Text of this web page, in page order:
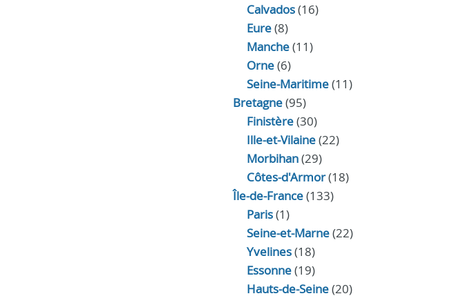
Calvados(16)
Eure(8)
Manche(11)
Orne(6)
Seine-Maritime(11)
Bretagne(95)
Finistère(30)
Ille-et-Vilaine(22)
Morbihan(29)
Côtes-d'Armor(18)
Île-de-France(133)
Paris(1)
Seine-et-Marne(22)
Yvelines(18)
Essonne(19)
Hauts-de-Seine(20)